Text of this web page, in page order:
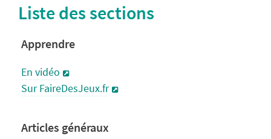
Les transitions
Musiques et sons
A propos du wiki
Informations légales
Liste des sections
Apprendre
En vidéo
Sur FaireDesJeux.fr
Articles généraux